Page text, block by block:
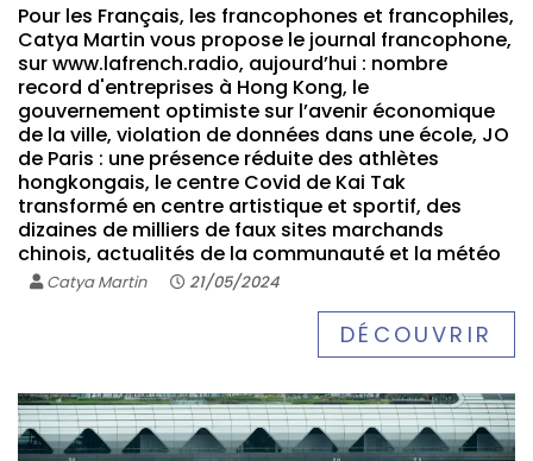
Pour les Français, les francophones et francophiles,
Catya Martin vous propose le journal francophone,
sur www.lafrench.radio, aujourd’hui : nombre
record d'entreprises à Hong Kong, le
gouvernement optimiste sur l’avenir économique
de la ville, violation de données dans une école, JO
de Paris : une présence réduite des athlètes
hongkongais, le centre Covid de Kai Tak
transformé en centre artistique et sportif, des
dizaines de milliers de faux sites marchands
chinois, actualités de la communauté et la météo
Catya Martin 21/05/2024
DÉCOUVRIR